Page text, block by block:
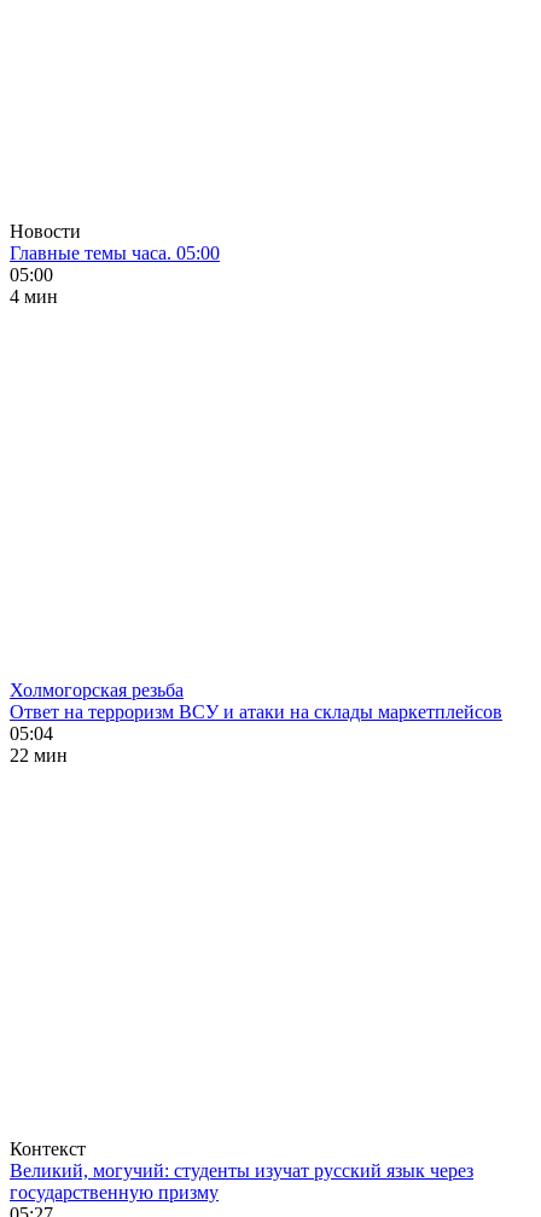
Новости
Главные темы часа. 05:00
05:00
4 мин
Холмогорская резьба
Ответ на терроризм ВСУ и атаки на склады маркетплейсов
05:04
22 мин
Контекст
Великий, могучий: студенты изучат русский язык через
государственную призму